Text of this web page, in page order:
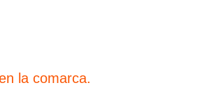
la comarca.